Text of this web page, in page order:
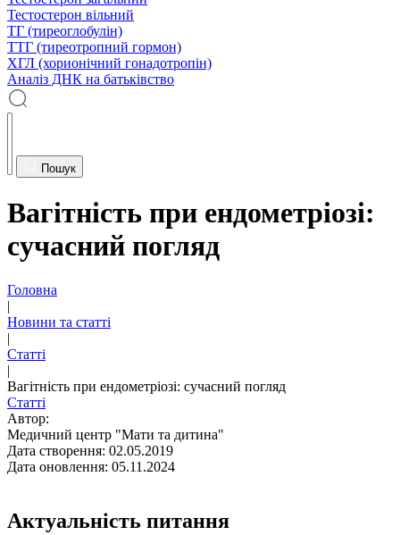
Тестостерон вільний
ТГ (тиреоглобулін)
ТТГ (тиреотропний гормон)
ХГЛ (хорионічний гонадотропін)
Аналіз ДНК на батьківство
Пошук
Вагітність при ендометріозі:
сучасний погляд
Головна
|
Новини та статті
|
Статті
|
Вагітність при ендометріозі: сучасний погляд
Статті
Автор:
Медичний центр "Мати та дитина"
Дата створення: 02.05.2019
Дата оновлення: 05.11.2024
Актуальність питання